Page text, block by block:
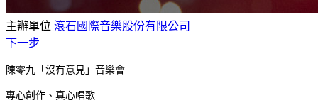
主辦單位 滾石國際音樂股份有限公司
下一步
陳零九「沒有意見」音樂會
專心創作、真心唱歌